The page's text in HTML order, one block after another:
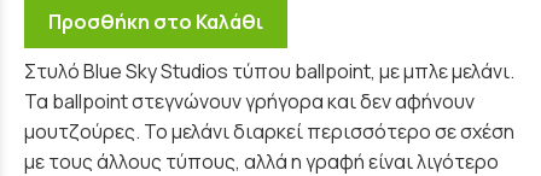
Προσθήκη στο Καλάθι
Στυλό Blue Sky Studios τύπου ballpoint, με μπλε μελάνι.
Τα ballpoint στεγνώνουν γρήγορα και δεν αφήνουν
μουτζούρες. Το μελάνι διαρκεί περισσότερο σε σχέση
με τους άλλους τύπους, αλλά η γραφή είναι λιγότερο